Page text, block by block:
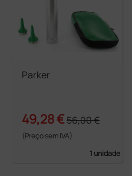
Parker
49,28 €56,00 €
(Preço sem IVA)
1 unidade